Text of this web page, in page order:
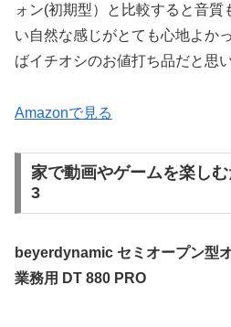
ォン(初期型）と比較すると音質
い自然な感じがとても心地よか
ばイチオシのお値打ち品だと思い
Amazonで見る
家で動画やゲームを楽し
3
beyerdynamic セミオープン型
業務用 DT 880 PRO